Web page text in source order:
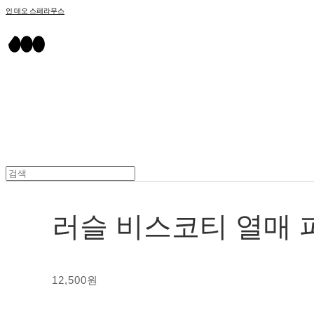
인 데오 스페라무스
러슬 비스코티 열매
12,500원